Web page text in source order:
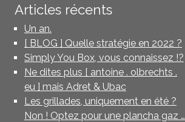
Articles récents
Un an.
[ BLOG ] Quelle stratégie en 2022 ?
Simply You Box, vous connaissez !?
Ne dites plus [ antoine . olbrechts .
eu ] mais Adret & Ubac
Les grillades, uniquement en été ?
Non ! Optez pour une plancha gaz …